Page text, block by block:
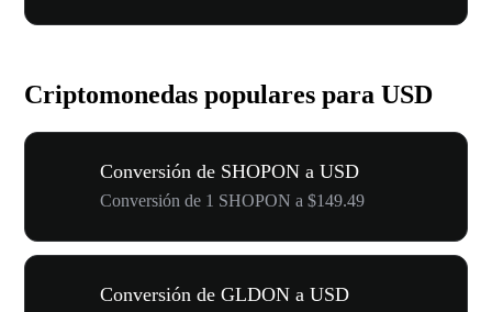
Criptomonedas populares para USD
Conversión de SHOPON a USD
Conversión de 1 SHOPON a $149.49
Conversión de GLDON a USD